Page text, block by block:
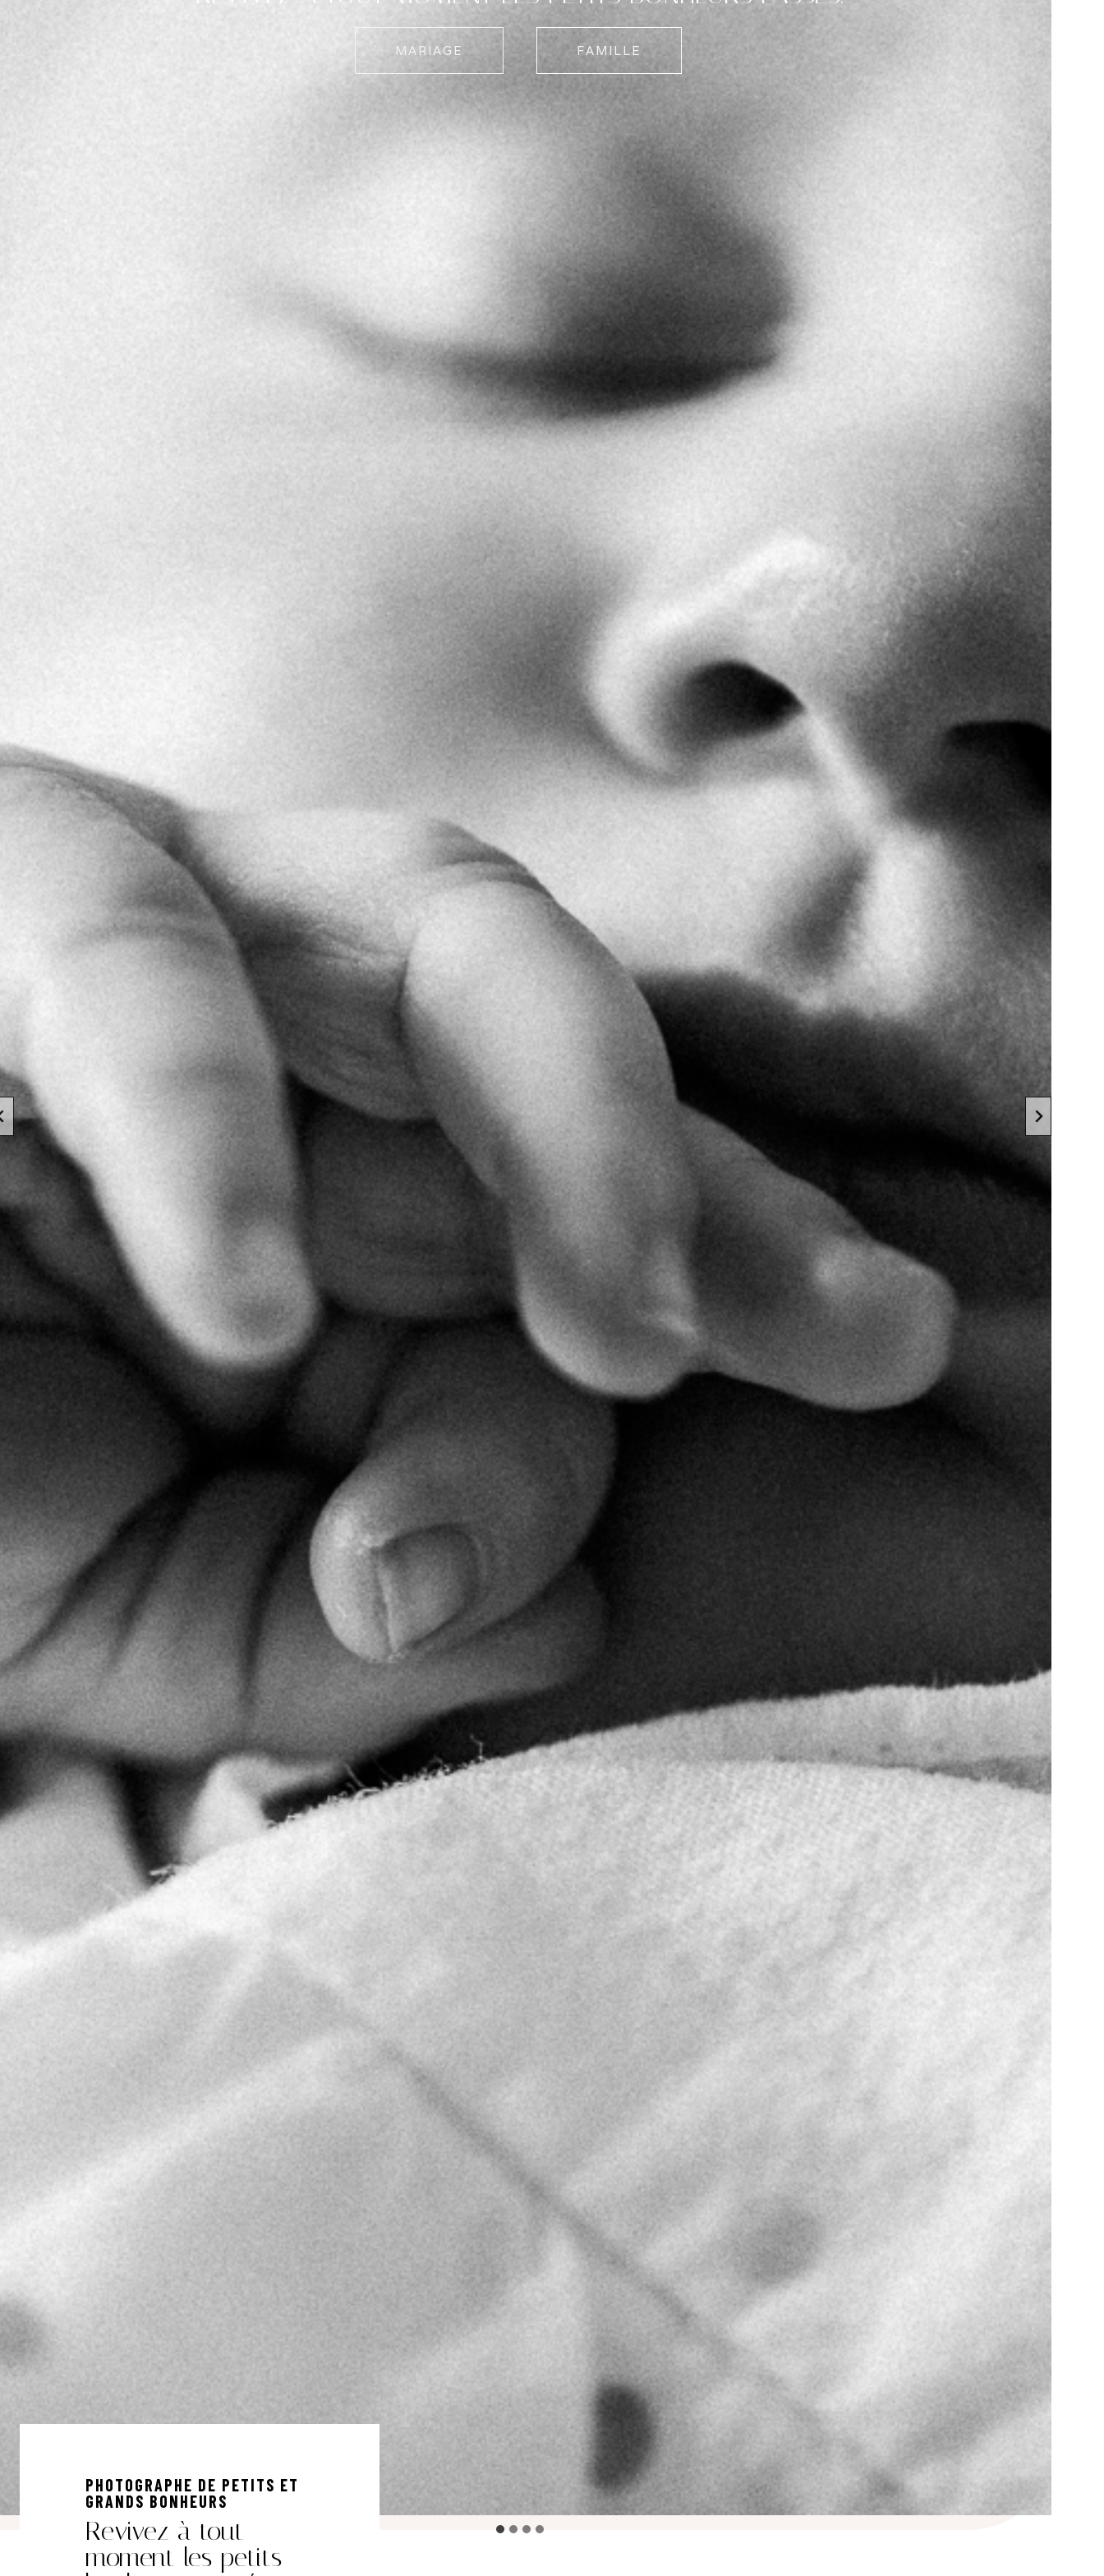
MARIAGE FAMILLE
PHOTOGRAPHE DE PETITS ET
GRANDS BONHEURS
Revivez à tout
moment les petits